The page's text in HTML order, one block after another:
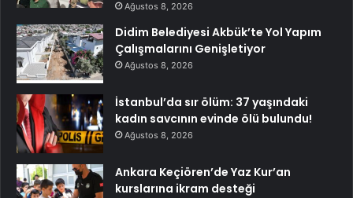
Ağustos 8, 2026
Didim Belediyesi Akbük’te Yol Yapım
Çalışmalarını Genişletiyor
Ağustos 8, 2026
İstanbul’da sır ölüm: 37 yaşındaki
kadın savcının evinde ölü bulundu!
Ağustos 8, 2026
Ankara Keçiören’de Yaz Kur’an
kurslarına ikram desteği